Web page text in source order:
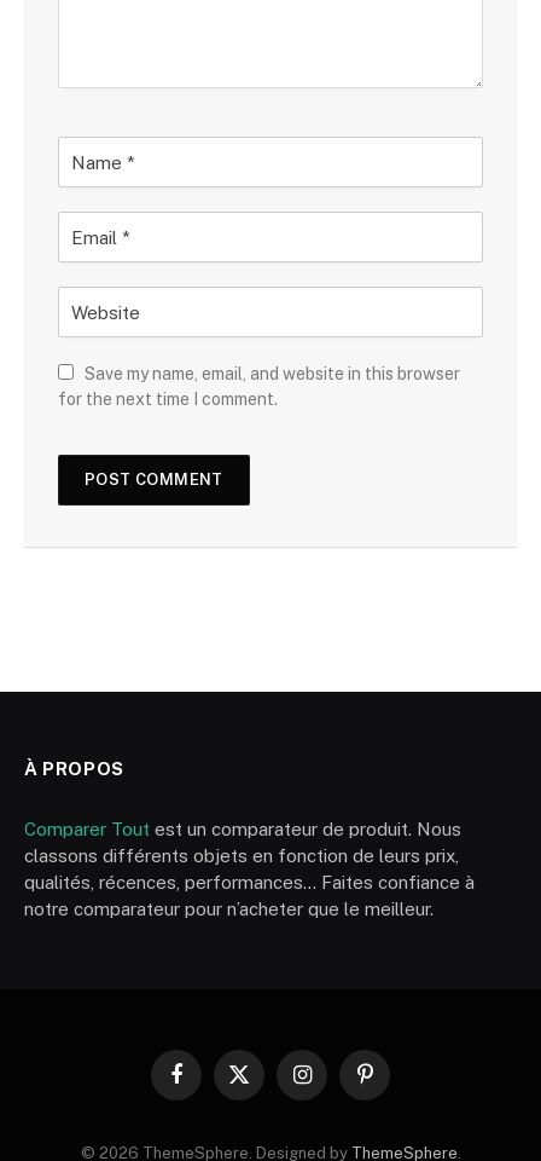
Save my name, email, and website in this browser
for the next time I comment.
À PROPOS
Comparer Tout est un comparateur de produit. Nous
classons différents objets en fonction de leurs prix,
qualités, récences, performances… Faites confiance à
notre comparateur pour n’acheter que le meilleur.
Facebook
X
InstagramPinterest
© 2026 ThemeSphere. Designed by ThemeSphere.